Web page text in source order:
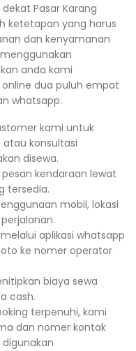
Pasar Karang
ketetapan yang harus
dan kenyamanan
anda kami
dua puluh empat
whatsapp.
kami untuk
konsultasi
disewa.
kendaraan lewat
tersedia.
mobil, lokasi
aplikasi whatsapp
ke nomer operator
biaya sewa
cash.
terpenuhi, kami
dan nomer kontak